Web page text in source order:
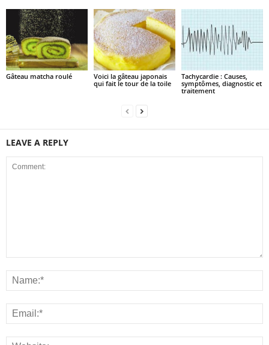
Gâteau matcha roulé
Voici la gâteau japonais
qui fait le tour de la toile
Tachycardie : Causes,
symptômes, diagnostic et
traitement
LEAVE A REPLY